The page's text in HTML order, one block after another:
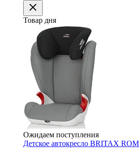
Товар дня
Ожидаем поступления
Детское автокресло BRITAX